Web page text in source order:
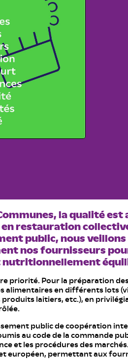
la qualité
restauration
public, nous
nos fournisseurs
nutritionnellement
priorité. Pour la préparation
alimentaires en différents lots
laitiers, etc.), en
public de coopération
au code de la commande
et les procédures des
européen, permettant aux